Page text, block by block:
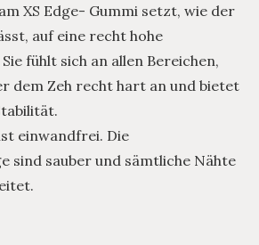
XS Edge- Gummi setzt, wie der
auf eine recht hohe
fühlt sich an allen Bereichen,
dem Zeh recht hart an und bietet
einwandfrei. Die
sind sauber und sämtliche Nähte